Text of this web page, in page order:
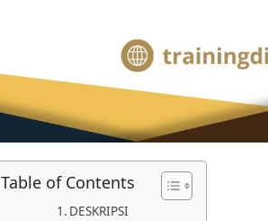
Table of Contents
DESKRIPSI